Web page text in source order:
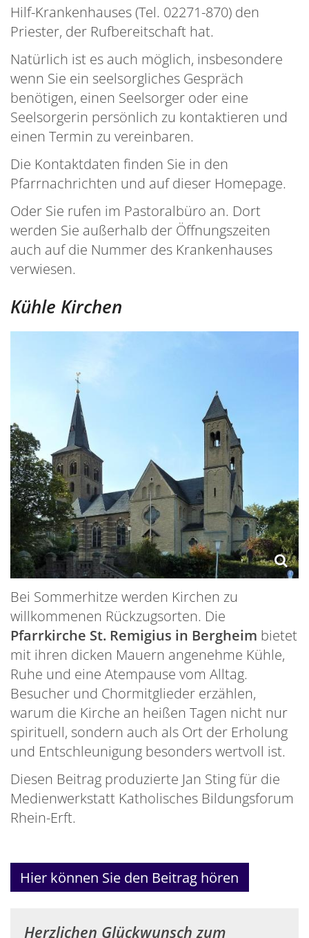
Hilf-Krankenhauses (Tel. 02271-870) den
Priester, der Rufbereitschaft hat.
Natürlich ist es auch möglich, insbesondere
wenn Sie ein seelsorgliches Gespräch
benötigen, einen Seelsorger oder eine
Seelsorgerin persönlich zu kontaktieren und
einen Termin zu vereinbaren.
Die Kontaktdaten finden Sie in den
Pfarrnachrichten und auf dieser Homepage.
Oder Sie rufen im Pastoralbüro an. Dort
werden Sie außerhalb der Öffnungszeiten
auch auf die Nummer des Krankenhauses
verwiesen.
Kühle Kirchen
Bei Sommerhitze werden Kirchen zu
willkommenen Rückzugsorten. Die
Pfarrkirche St. Remigius in Bergheim bietet
mit ihren dicken Mauern angenehme Kühle,
Ruhe und eine Atempause vom Alltag.
Besucher und Chormitglieder erzählen,
warum die Kirche an heißen Tagen nicht nur
spirituell, sondern auch als Ort der Erholung
und Entschleunigung besonders wertvoll ist.
Diesen Beitrag produzierte Jan Sting für die
Medienwerkstatt Katholisches Bildungsforum
Rhein-Erft.
Hier können Sie den Beitrag hören
Herzlichen Glückwunsch zum